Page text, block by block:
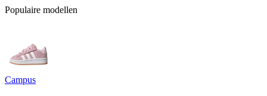
Populaire modellen
Campus